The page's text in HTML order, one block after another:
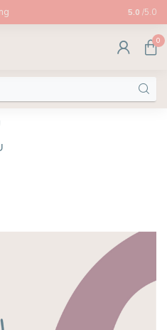
Afhalen
5.0 /5.0
0